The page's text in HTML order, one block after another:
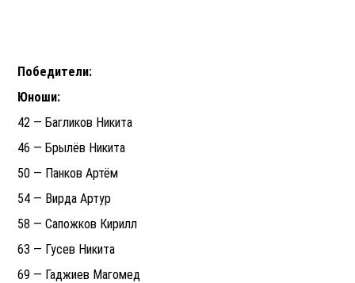
Победители:
Юноши:
42 — Багликов Никита
46 — Брылёв Никита
50 — Панков Артём
54 — Вирда Артур
58 — Сапожков Кирилл
63 — Гусев Никита
69 — Гаджиев Магомед